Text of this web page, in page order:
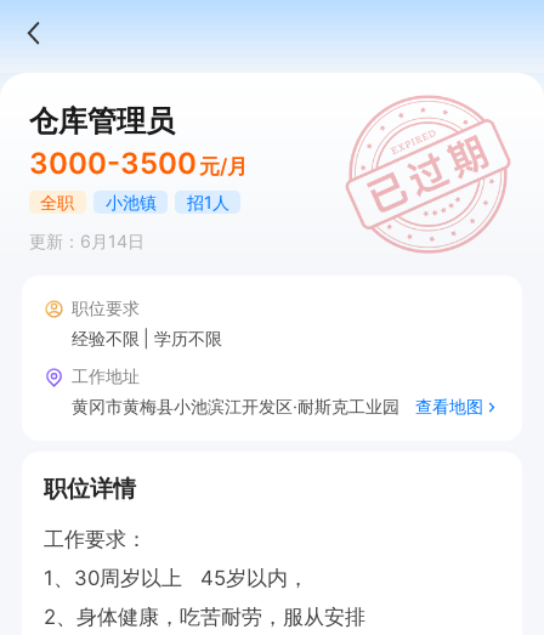
仓库管理员
3000-3500 元/月
全职 小池镇
招1人
更新：6月14日
职位要求
经验不限
学历不限
工作地址
黄冈市黄梅县小池滨江开发区·耐斯克工业园
查看地图
职位详情
工作要求：
1、30周岁以上   45岁以内，
2、身体健康，吃苦耐劳，服从安排